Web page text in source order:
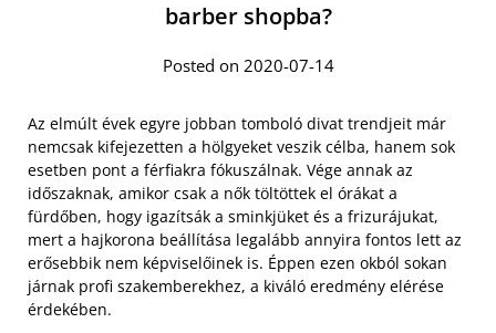
barber shopba?
Posted on 2020-07-14
Az elmúlt évek egyre jobban tomboló divat trendjeit már
nemcsak kifejezetten a hölgyeket veszik célba, hanem sok
esetben pont a férfiakra fókuszálnak. Vége annak az
időszaknak, amikor csak a nők töltöttek el órákat a
fürdőben, hogy igazítsák a sminkjüket és a frizurájukat,
mert a hajkorona beállítása legalább annyira fontos lett az
erősebbik nem képviselőinek is. Éppen ezen okból sokan
járnak profi szakemberekhez, a kiváló eredmény elérése
érdekében.